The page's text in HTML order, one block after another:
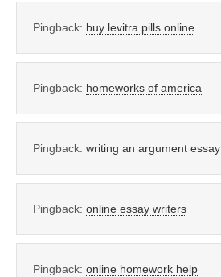
Pingback: buy levitra pills online
Pingback: homeworks of america
Pingback: writing an argument essay
Pingback: online essay writers
Pingback: online homework help